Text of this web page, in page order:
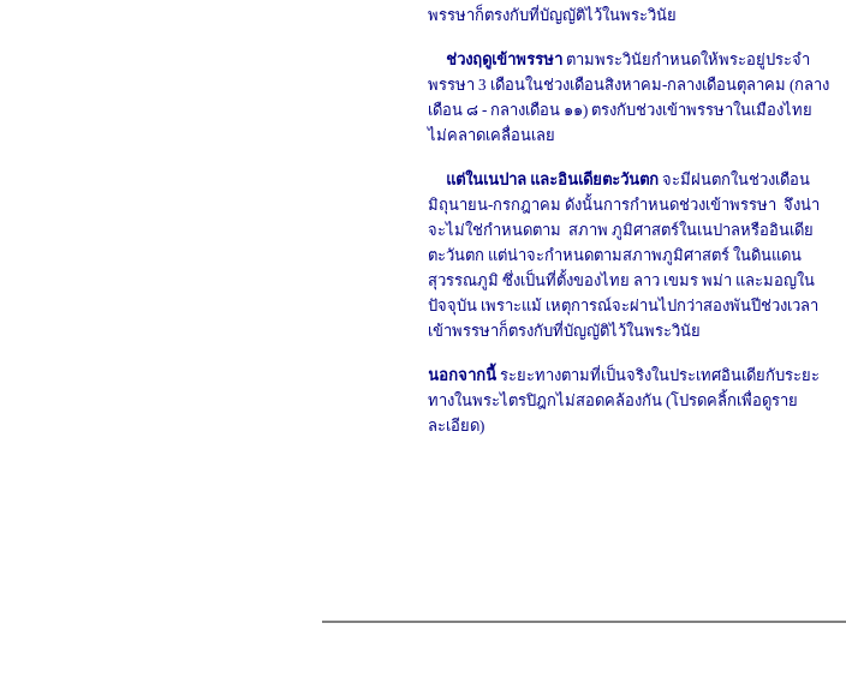
พรรษาก็ตรงกับที่บัญญัติไว้ในพระวินัย
ช่วงฤดูเข้าพรรษา ตามพระวินัยกำหนดให้พระอยู่ประจำ
พรรษา 3 เดือนในช่วงเดือนสิงหาคม-กลางเดือนตุลาคม (กลาง
เดือน ๘ - กลางเดือน ๑๑)ตรงกับช่วงเข้าพรรษาในเมืองไทย
ไม่คลาดเคลื่อนเลย
แต่ในเนปาล และอินเดียตะวันตก จะมีฝนตกในช่วงเดือน
มิถุนายน-กรกฎาคม ดังนั้นการกำหนดช่วงเข้าพรรษา จึงน่า
จะไม่ใช่กำหนดตาม สภาพ ภูมิศาสตร์ในเนปาลหรืออินเดีย
ตะวันตก แต่น่าจะกำหนดตามสภาพภูมิศาสตร์ ในดินแดน
สุวรรณภูมิ ซึ่งเป็นที่ตั้งของไทย ลาว เขมร พม่า และมอญใน
ปัจจุบัน เพราะแม้ เหตุการณ์จะผ่านไปกว่าสองพันปีช่วงเวลา
เข้าพรรษาก็ตรงกับที่บัญญัติไว้ในพระวินัย
นอกจากนี้ ระยะทางตามที่เป็นจริงในประเทศอินเดียกับระยะ
ทางในพระไตรปิฎกไม่สอดคล้องกัน (โปรดคลิ้กเพื่อดูราย
ละเอียด)